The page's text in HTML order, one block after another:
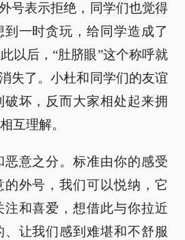
号表示拒绝，同学们也觉得
一时贪玩，给同学造成了
以后，“肚脐眼”这个称呼就
失了。小杜和同学们的友谊
坏，反而大家相处起来拥
互理解。
意之分。标准由你的感受
外号，我们可以悦纳，它
注和喜爱，想借此与你拉近
让我们感到难堪和不舒服